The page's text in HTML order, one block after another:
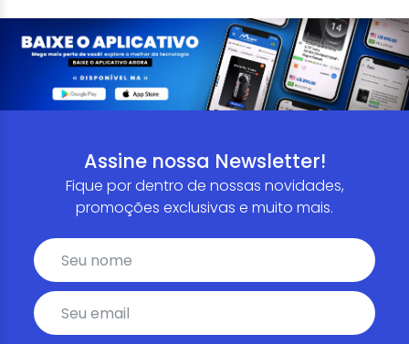
Assine nossa Newsletter!
Fique por dentro de nossas novidades,
promoções exclusivas e muito mais.